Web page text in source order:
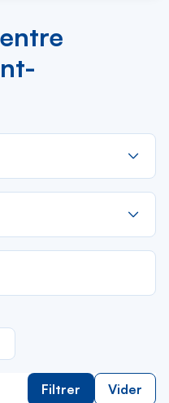
Filtrer Vider